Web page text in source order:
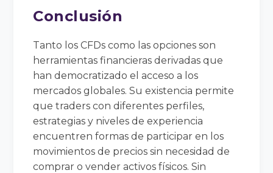
Conclusión
Tanto los CFDs como las opciones son
herramientas financieras derivadas que
han democratizado el acceso a los
mercados globales. Su existencia permite
que traders con diferentes perfiles,
estrategias y niveles de experiencia
encuentren formas de participar en los
movimientos de precios sin necesidad de
comprar o vender activos físicos. Sin